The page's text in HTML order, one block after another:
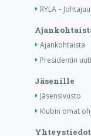
RYLA –
Ajankohtaista
Presidentin
Jäsenille
Jäsensivusto
Klubin omat
Yhteystiedot